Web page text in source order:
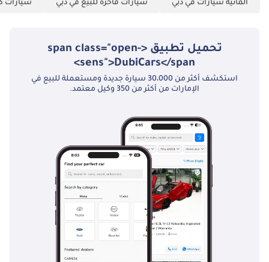
ألمانية سيارات في دبي سيارات فاخرة للبيع في دبي سيارات
تحميل تطبيق <span class="open-
sens">DubiCars</span>
استكشف أكثر من 30،000 سيارة جديدة ومستعملة للبيع في
الإمارات من أكثر من 350 وكيل معتمد.